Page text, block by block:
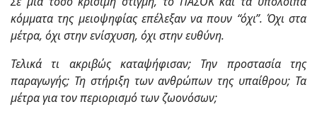
κόμματα της μειοψηφίας επέλεξαν να πουν “όχι”. Όχι στα
μέτρα, όχι στην ενίσχυση, όχι στην ευθύνη.
Τελικά τι ακριβώς καταψήφισαν; Την προστασία της
παραγωγής; Τη στήριξη των ανθρώπων της υπαίθρου; Τα
μέτρα για τον περιορισμό των ζωονόσων;